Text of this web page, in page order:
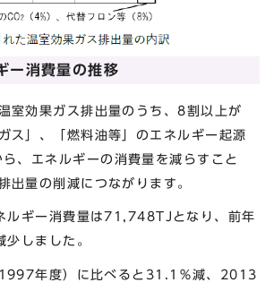
ー消費量の推移
室効果ガス排出量のうち、8割以上が
ス」、「燃料油等」のエネルギー起源
、エネルギーの消費量を減らすこと
出量の削減につながります。
ルギー消費量は71,748TJとなり、前年
しました。
年度）に比べると31.1％減、2013